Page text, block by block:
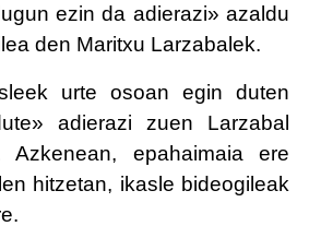
ezin da adierazi» azaldu
den Maritxu Larzabalek.
urte osoan egin duten
adierazi zuen Larzabal
Azkenean, epahaimaia ere
hitzetan, ikasle bideogileak